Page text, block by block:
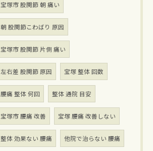
宝塚市 股関節 朝 痛い
朝 股関節こわばり 原因
宝塚市 股関節 片側 痛い
左右差 股関節 原因 宝塚 整体 回数
腰痛 整体 何回 整体 通院 目安
宝塚市 腰痛 改善 宝塚 腰痛 改善しない
整体 効果ない 腰痛 他院で治らない 腰痛